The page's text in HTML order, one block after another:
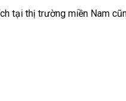
tại thị trường miền Nam